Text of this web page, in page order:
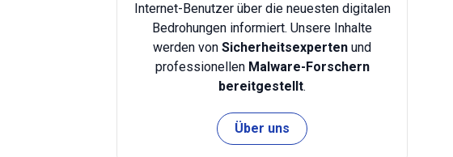
Internet-Benutzer über die neuesten digitalen
Bedrohungen informiert. Unsere Inhalte
werden von Sicherheitsexperten und
professionellen Malware-Forschern
bereitgestellt.
Über uns